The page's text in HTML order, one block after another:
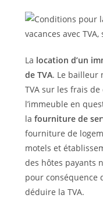
La location d’un
de TVA. Le bailleur
TVA sur les frais
l’immeuble en
la fourniture de
fourniture de
motels et
des hôtes payants
pour conséquence
déduire la TVA.